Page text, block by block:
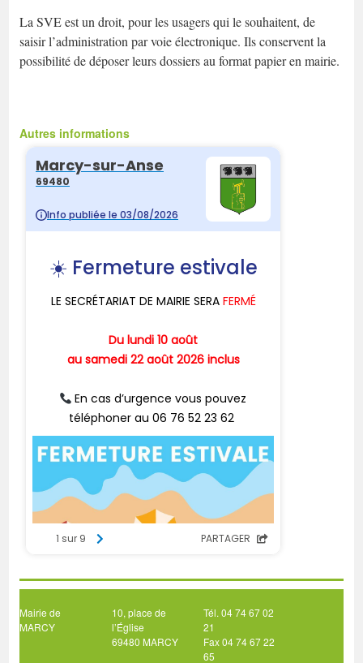
La SVE est un droit, pour les usagers qui le souhaitent, de
saisir l’administration par voie électronique. Ils conservent la
possibilité de déposer leurs dossiers au format papier en mairie.
Autres informations
Mairie de
MARCY
10, place de
l’Église
69480 MARCY
Tél. 04 74 67 02
21
Fax 04 74 67 22
65